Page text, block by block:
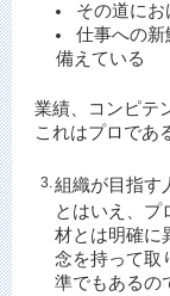
その道に
仕事への
備えている
業績、コンピテ
これはプロであ
3.組織が目指す
とはいえ、プ
材とは明確に
念を持って取
準でもあるの